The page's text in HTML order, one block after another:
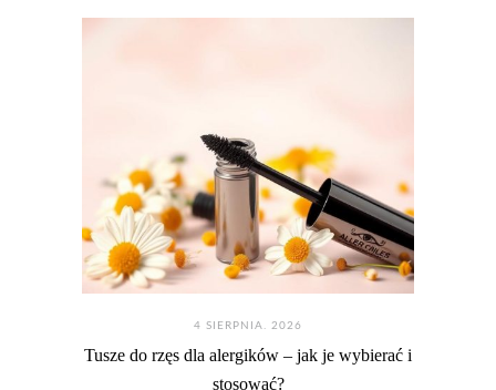
4 SIERPNIA. 2026
Tusze do rzęs dla alergików – jak je wybierać i
stosować?